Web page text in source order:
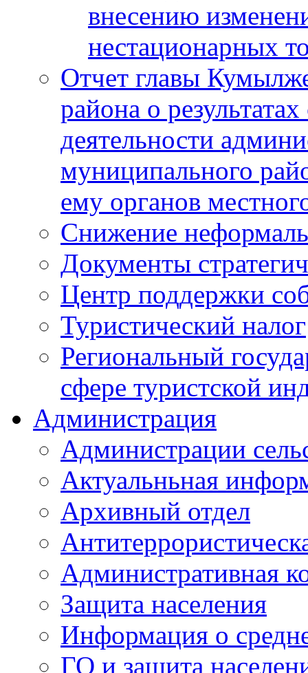
внесению
нестационарных
Отчет главы
района о
деятельности
муниципального
ему органов
Снижение
Документы
Центр поддержки
Туристический налог
Региональный
сфере туристской
Администрация
Администрации
Актуальньная
Архивный отдел
Административная
Защита населения
Информация о
ГО и защита